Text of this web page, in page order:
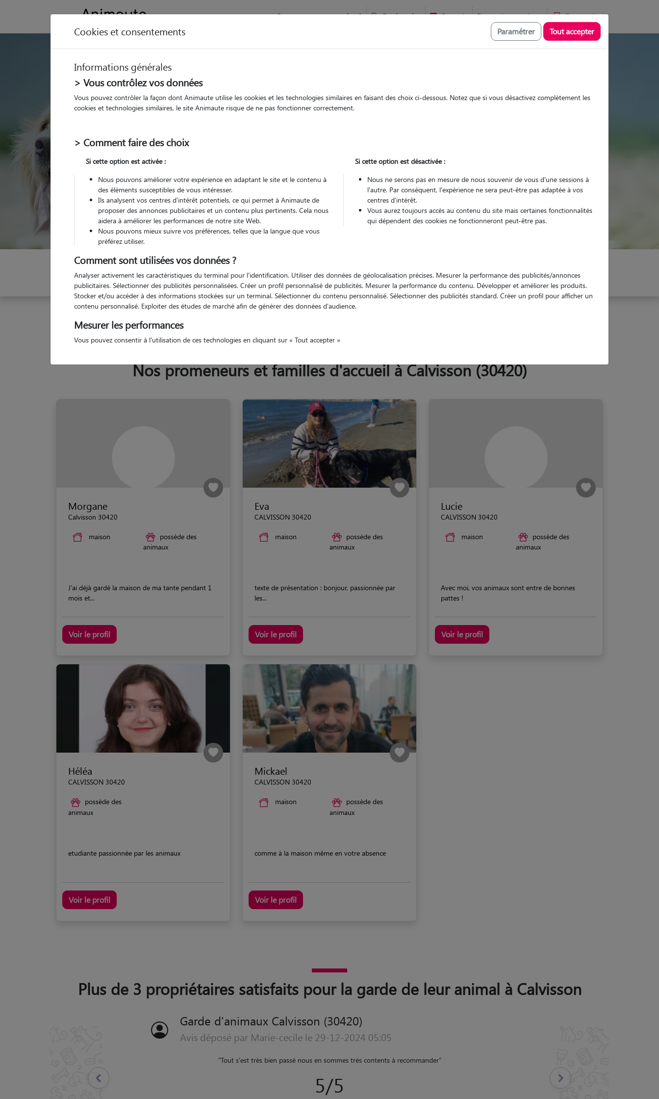
Comment ça marche ? Recherche Favoris Devenir pet sitter Connexion
GARDE ANIMAUX à Calvisson : Garde chien et chat en famille ou à domicile, visites et promenades
Trouvez une garde animaux à
Calvisson
Garde Promenades
Pour quel animal ?
Trouver mon Pet Sitter
Indiquez vos dates
Nos promeneurs et familles d'accueil à Calvisson (30420)
Morgane
Calvisson 30420
maison
possède des
animaux
J'ai déjà gardé la maison de ma tante pendant 1
mois et...
Voir le profil
Eva
CALVISSON 30420
maison
possède des
animaux
texte de présentation : bonjour, passionnée par
les...
Voir le profil
Lucie
CALVISSON 30420
maison
possède des
animaux
Avec moi, vos animaux sont entre de bonnes
pattes !
Voir le profil
Héléa
CALVISSON 30420
possède des
animaux
etudiante passionnée par les animaux
Voir le profil
Mickael
CALVISSON 30420
maison
possède des
animaux
comme à la maison même en votre absence
Voir le profil
Plus de 3 propriétaires satisfaits pour la garde de leur animal à Calvisson
Garde d'animaux Calvisson (30420)
Avis déposé par Bastien le 08-01-2021 11:07
Damien top ! Gentil , adorable et rien à dire avec mon chien Il est prévenant je le recommande vivement
5/5
Cookies et consentements Paramétrer Tout accepter
Informations générales
> Vous contrôlez vos données
Vous pouvez contrôler la façon dont Animaute utilise les cookies et les technologies similaires en faisant des choix ci-dessous. Notez que si vous désactivez complètement les
cookies et technologies similaires, le site Animaute risque de ne pas fonctionner correctement.
> Comment faire des choix
Si cette option est activée :
Nous pouvons améliorer votre expérience en adaptant le site et le contenu à
des éléments susceptibles de vous intéresser.
Ils analysent vos centres d'intérêt potentiels, ce qui permet à Animaute de
proposer des annonces publicitaires et un contenu plus pertinents. Cela nous
aidera à améliorer les performances de notre site Web.
Nous pouvons mieux suivre vos préférences, telles que la langue que vous
préférez utiliser.
Si cette option est désactivée :
Nous ne serons pas en mesure de nous souvenir de vous d'une sessions à
l'autre. Par conséquent, l'expérience ne sera peut-être pas adaptée à vos
centres d'intérêt.
Vous aurez toujours accès au contenu du site mais certaines fonctionnalités
qui dépendent des cookies ne fonctionneront peut-être pas.
Comment sont utilisées vos données ?
Analyser activement les caractéristiques du terminal pour l'identification. Utiliser des données de géolocalisation précises. Mesurer la performance des publicités/annonces
publicitaires. Sélectionner des publicités personnalisées. Créer un profil personnalisé de publicités. Mesurer la performance du contenu. Développer et améliorer les produits.
Stocker et/ou accéder à des informations stockées sur un terminal. Sélectionner du contenu personnalisé. Sélectionner des publicités standard. Créer un profil pour afficher un
contenu personnalisé. Exploiter des études de marché afin de générer des données d'audience.
Mesurer les performances
Vous pouvez consentir à l'utilisation de ces technologies en cliquant sur « Tout accepter »